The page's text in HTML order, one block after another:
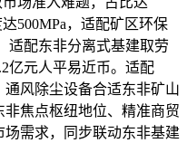
500MPa，适配矿区环保
适配东非分离式基建取劳
亿元人平易近币。适配
风除尘设备合适东非矿山
非焦点枢纽地位、精准商贸
需求，同步联动东非基建